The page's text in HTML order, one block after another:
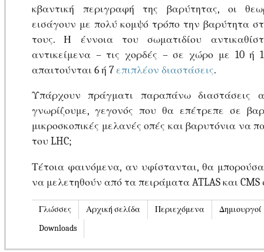
κβαντική περιγραφή της βαρύτητας, οι
εισάγουν με πολύ κομψό τρόπο την βαρύτητα
τους. Η έννοια του σωματιδίου
αντικείμενα – τις χορδές – σε χώρο με 10 ή
απαιτούνται 6 ή 7 επιπλέον διαστάσεις.
Υπάρχουν πράγματι παραπάνω διαστάσεις
γνωρίζουμε, γεγονός που θα επέτρεπε σε
μικροσκοπικές μελανές οπές και βαρυτόνια να
του LHC;
Τέτοια φαινόμενα, αν υφίστανται, θα
να μελετηθούν από τα πειράματα ATLAS και CMS
Γλώσσες Αρχική σελίδα Περιεχόμενα
Δημιουργοί
Downloads